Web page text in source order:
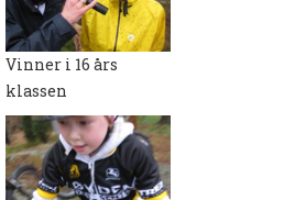
Vinner i 16 års
klassen